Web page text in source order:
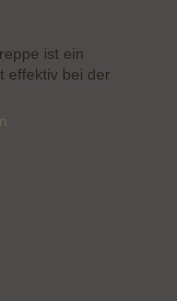
ist ein
effektiv bei der